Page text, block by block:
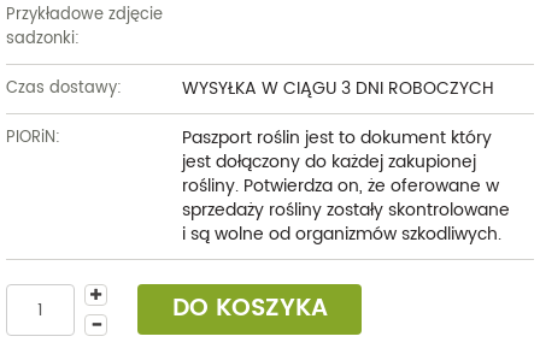
Przykładowe zdjęcie
sadzonki:
Czas dostawy:
WYSYŁKA W CIĄGU 3 DNI ROBOCZYCH
PIORiN:
Paszport roślin jest to dokument który
jest dołączony do każdej zakupionej
rośliny. Potwierdza on, że oferowane w
sprzedaży rośliny zostały skontrolowane
i są wolne od organizmów szkodliwych.
DO KOSZYKA